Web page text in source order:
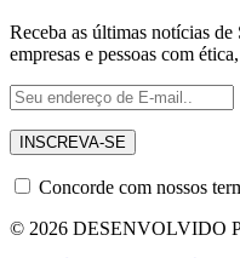
Receba as últimas notícias
empresas e pessoas com
Concorde com nossos
© 2026 DESENVOLVIDO